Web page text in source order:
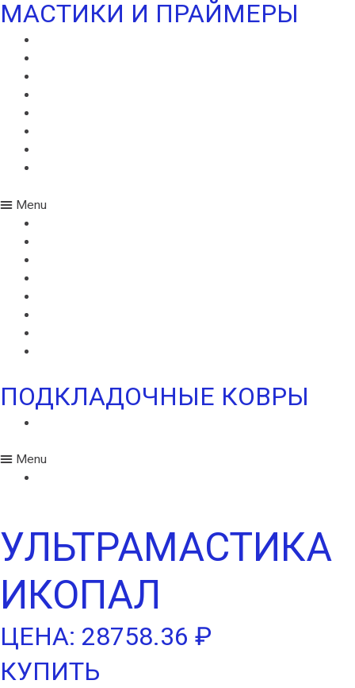
МАСТИКИ И ПРАЙМЕРЫ
Menu
ПОДКЛАДОЧНЫЕ КОВРЫ
Menu
УЛЬТРАМАСТИКА
ИКОПАЛ
ЦЕНА: 28758.36 ₽
КУПИТЬ